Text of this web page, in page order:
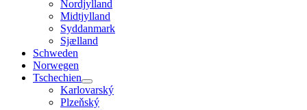
Nordjylland
Midtjylland
Syddanmark
Sjælland
Schweden
Norwegen
Tschechien
Karlovarský
Plzeňský